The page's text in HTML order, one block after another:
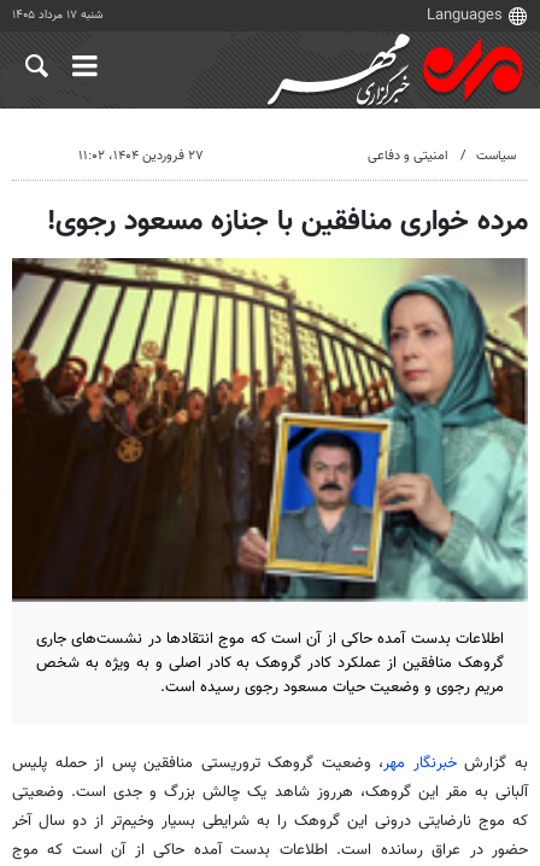
شنبه ۱۷ مرداد ۱۴۰۵
سیاست امنیتی و دفاعی ۲۷ فروردین ۱۴۰۴، ۱۱:۰۲
مرده خواری منافقین با جنازه مسعود رجوی!
اطلاعات بدست آمده حاکی از آن است که موج انتقادها در نشست‌های جاری
گروهک منافقین از عملکرد کادر گروهک به کادر اصلی و به ویژه به شخص
مریم رجوی و وضعیت حیات مسعود رجوی رسیده است.
به گزارشخبرنگار مهر، وضعیت گروهک تروریستی منافقین پس از حمله پلیس
آلبانی به مقر این گروهک، هرروز شاهد یک چالش بزرگ و جدی است. وضعیتی
که موج نارضایتی درونی این گروهک را به شرایطی بسیار وخیم‌تر از دو سال آخر
حضور در عراق رسانده است. اطلاعات بدستآمده حاکی از آن است که موج